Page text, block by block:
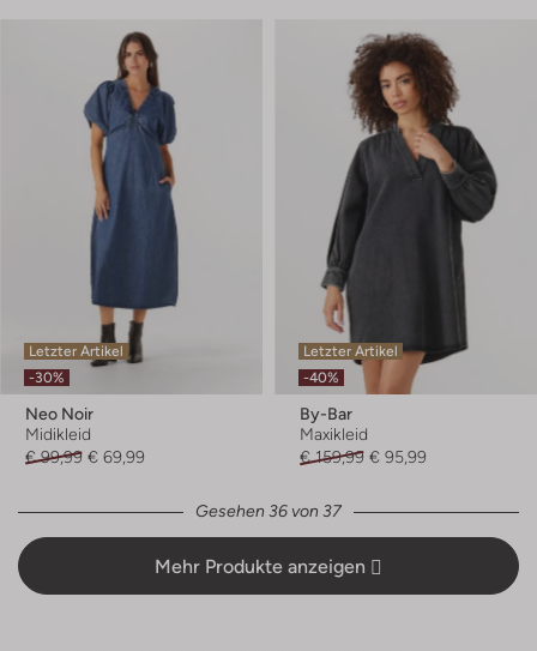
Letzter Artikel
-30%
Neo Noir
Midikleid
€ 99,99 € 69,99
Letzter Artikel
-40%
By-Bar
Maxikleid
€ 159,99 € 95,99
Gesehen 36 von 37
Mehr Produkte anzeigen